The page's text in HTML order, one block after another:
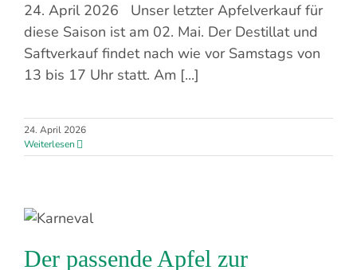
24. April 2026 Unser letzter Apfelverkauf für
diese Saison ist am 02. Mai. Der Destillat und
Saftverkauf findet nach wie vor Samstags von
13 bis 17 Uhr statt. Am [...]
24. April 2026
Weiterlesen
Der passende Apfel zur